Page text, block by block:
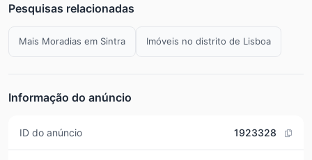
Pesquisas relacionadas
Mais Moradias em Sintra Imóveis no distrito de Lisboa
Informação do anúncio
ID do anúncio 1923328